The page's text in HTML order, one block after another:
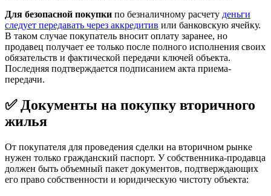
Для безопасной покупки по безналичному расчету деньги
следует передавать через аккредитив или банковскую ячейку.
В таком случае покупатель вносит оплату заранее, но
продавец получает ее только после полного исполнения своих
обязательств и фактической передачи ключей объекта.
Последняя подтверждается подписанием акта приема-
передачи.
✅ Документы на покупку вторичного
жилья
От покупателя для проведения сделки на вторичном рынке
нужен только гражданский паспорт. У собственника-продавца
должен быть объемный пакет документов, подтверждающих
его право собственности и юридическую чистоту объекта: